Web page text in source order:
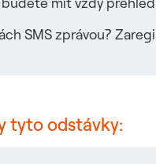
SMS zprávou?
tyto odstávky: